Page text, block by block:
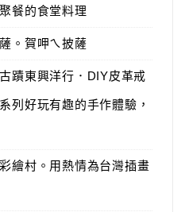
餐的食堂料理
。賀呷ㄟ披薩
蹟東興洋行．DIY皮革戒
列好玩有趣的手作體驗，
繪村。用熱情為台灣插畫